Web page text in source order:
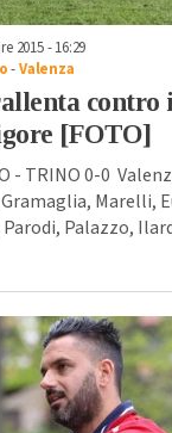
2015 - 16:29
-Valenza
[FOTO]
- TRINO 0-0
Marelli,
Palazzo,